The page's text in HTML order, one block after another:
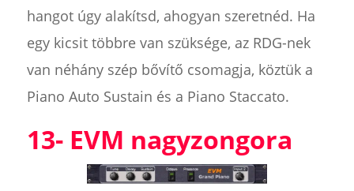
hangot úgy alakítsd, ahogyan szeretnéd. Ha
egy kicsit többre van szüksége, az RDG-nek
van néhány szép bővítő csomagja, köztük a
Piano Auto Sustain és a Piano Staccato.
13- EVM nagyzongora